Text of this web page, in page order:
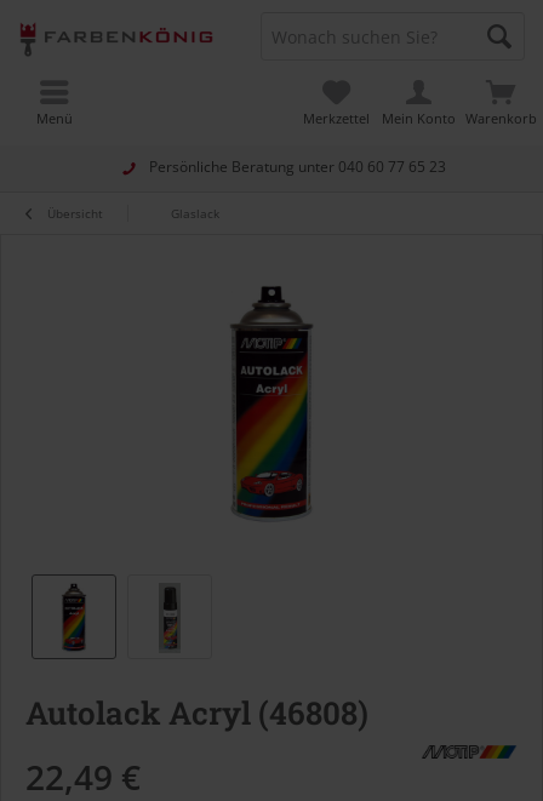
Persönliche Beratung unter 040 60 77 65 23
Warenkorb
Merkzettel Mein Konto
Menü
Übersicht Glaslack
Autolack Acryl (46808)
22,49 €